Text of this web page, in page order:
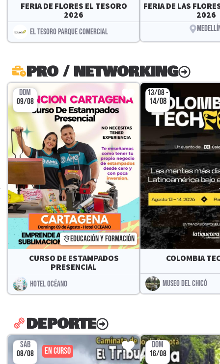
FERIA DE FLORES EL TESORO
2026
EL TESORO PARQUE COMERCIAL
FERIA DE LAS
2026
PRO / NETWORKING
CURSO DE ESTAMPADOS
PRESENCIAL
HOTEL OCÉANO
DOM
09/08
EDUCACIÓN Y FORMACIÓN
COLOMBIA
MUSEO DEL CHICÓ
13/08 -
14/08
DEPORTE
SÁB
08/08 EN CURSO
DOM
16/08